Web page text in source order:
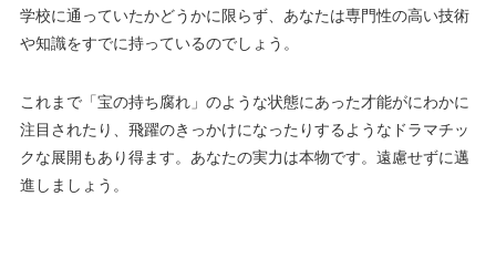
学校に通っていたかどうかに限らず、あなたは専門性の高い技術
や知識をすでに持っているのでしょう。
これまで「宝の持ち腐れ」のような状態にあった才能がにわかに
注目されたり、飛躍のきっかけになったりするようなドラマチッ
クな展開もあり得ます。あなたの実力は本物です。遠慮せずに邁
進しましょう。